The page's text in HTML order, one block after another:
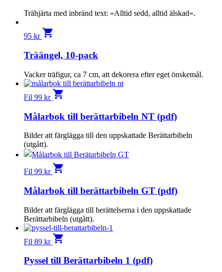
Trähjärta med inbränd text: »Alltid sedd, alltid älskad«.
95 kr shopping_cart
Träängel, 10-pack
Vacker träfigur, ca 7 cm, att dekorera efter eget önskemål.
Fil 99 kr shopping_cart
Målarbok till berättarbibeln NT (pdf)
Bilder att färglägga till den uppskattade Berättarbibeln
(utgått).
Fil 99 kr shopping_cart
Målarbok till berättarbibeln GT (pdf)
Bilder att färglägga till berättelserna i den uppskattade
Berättarbibeln (utgått).
Fil 89 kr shopping_cart
Pyssel till Berättarbibeln 1 (pdf)